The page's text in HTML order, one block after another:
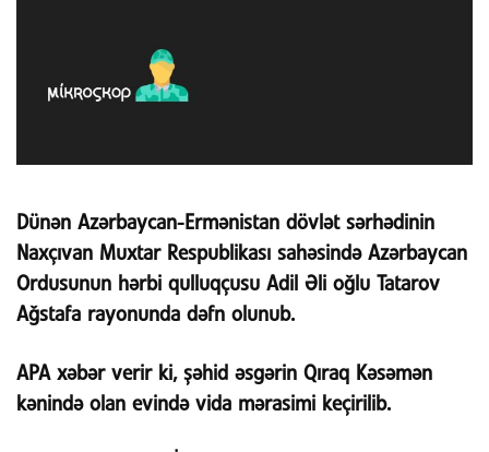
Dünən Azərbaycan-Ermənistan dövlət sərhədinin
Naxçıvan Muxtar Respublikası sahəsində Azərbaycan
Ordusunun hərbi qulluqçusu Adil Əli oğlu Tatarov
Ağstafa rayonunda dəfn olunub.
APA xəbər verir ki, şəhid əsgərin Qıraq Kəsəmən
kənində olan evində vida mərasimi keçirilib.